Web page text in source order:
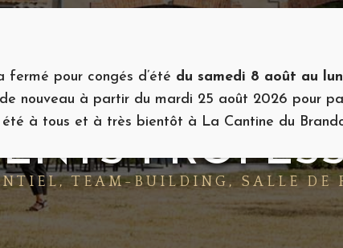
TEAM-BUILDING, SALLE DE
fermé pour congés d’été du samedi 8 août au
nouveau à partir du mardi 25 août 2026 pour
été à tous et à très bientôt à La Cantine du